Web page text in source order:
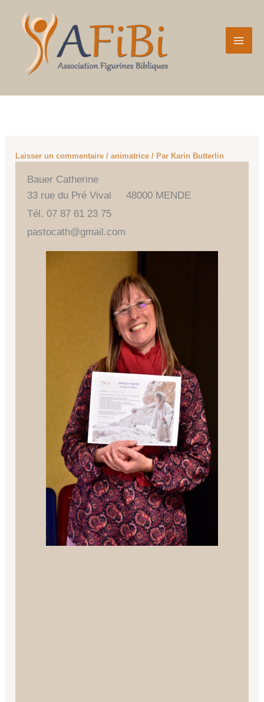
contenu
Laisser un commentaire /animatrice / Par Karin Butterlin
Bauer Catherine
33 rue du Pré Vival 48000 MENDE
Tél. 07 87 61 23 75
pastocath@gmail.com